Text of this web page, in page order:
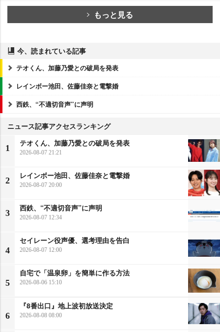
もっと見る
今、読まれている記事
テオくん、加藤乃愛との破局を発表
レインボー池田、佐藤佳奈と電撃婚
西鉄、“不適切音声”に声明
ニュース記事アクセスランキング
1
テオくん、加藤乃愛との破局を発表
2026-08-07 21:21
2
レインボー池田、佐藤佳奈と電撃婚
2026-08-07 20:00
3
西鉄、“不適切音声”に声明
2026-08-07 12:34
4
セイレーン役声優、選考理由を告白
2026-08-07 12:00
5
自宅で「温泉卵」を簡単に作る方法
2026-08-06 15:10
6
『8番出口』地上波初放送決定
2026-08-08 08:00